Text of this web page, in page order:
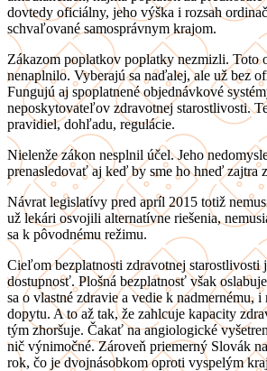
dovtedy oficiálny, jeho výška i rozsah
schvaľované samosprávnym krajom.
Zákazom poplatkov poplatky nezmizli. Toto
nenaplnilo. Vyberajú sa naďalej, ale už bez
Fungujú aj spoplatnené objednávkové
neposkytovateľov zdravotnej starostlivosti.
pravidiel, dohľadu, regulácie.
Nielenže zákon nesplnil účel. Jeho
prenasledovať aj keď by sme ho hneď zajtra
Návrat legislatívy pred apríl 2015 totiž
už lekári osvojili alternatívne riešenia,
sa k pôvodnému režimu.
Cieľom bezplatnosti zdravotnej starostlivosti
dostupnosť. Plošná bezplatnosť však
sa o vlastné zdravie a vedie k nadmernému,
dopytu. A to až tak, že zahlcuje kapacity
tým zhoršuje. Čakať na angiologické
nič výnimočné. Zároveň priemerný Slovák
rok, čo je dvojnásobkom oproti vyspelým